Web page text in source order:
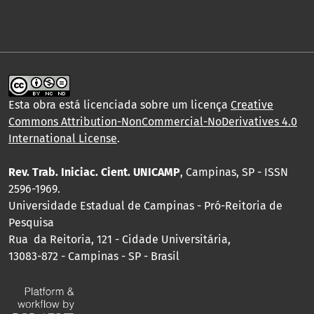
Esta obra está licenciada sobre um licença Creative
Commons Attribution-NonCommercial-NoDerivatives 4.0
International License.
Rev. Trab. Iniciac. Cient. UNICAMP, Campinas, SP - ISSN
2596-1969.
Universidade Estadual de Campinas - Pró-Reitoria de
Pesquisa
Rua da Reitoria, 121 - Cidade Universitária,
13083-872 - Campinas - SP - Brasil